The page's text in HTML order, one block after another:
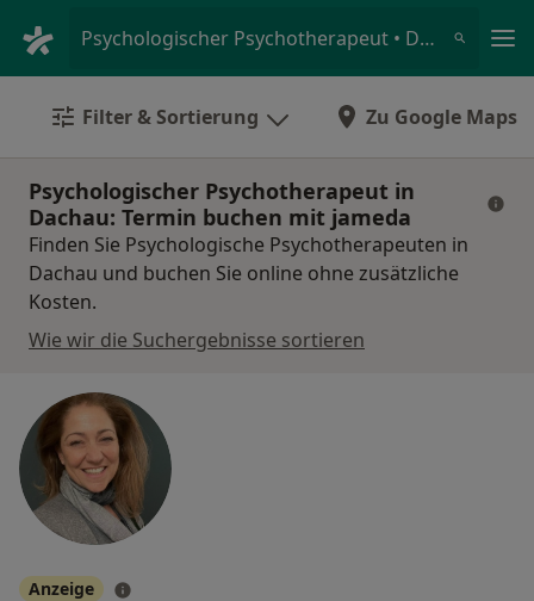
Psychologischer Psychotherapeut • Dachau, Bayern
Filter & Sortierung Zu Google Maps
Psychologischer Psychotherapeut in
Dachau: Termin buchen mit jameda
Finden Sie Psychologische Psychotherapeuten in
Dachau und buchen Sie online ohne zusätzliche
Kosten.
Wie wir die Suchergebnisse sortieren
Anzeige